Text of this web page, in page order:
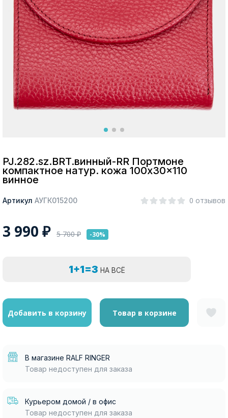
Москва
Да, все верно Изменить город
PJ.282.sz.BRT.винный-RR Портмоне
компактное натур. кожа 100x30x110
винное
Артикул АУГК015200 0 отзывов
3 990 ₽ 5 700₽ -30%
1+1=3 НА ВСЁ
Добавить в корзину Товар в корзине
В магазине RALF RINGER
Товар недоступен для заказа
Курьером домой / в офис
Товар недоступен для заказа